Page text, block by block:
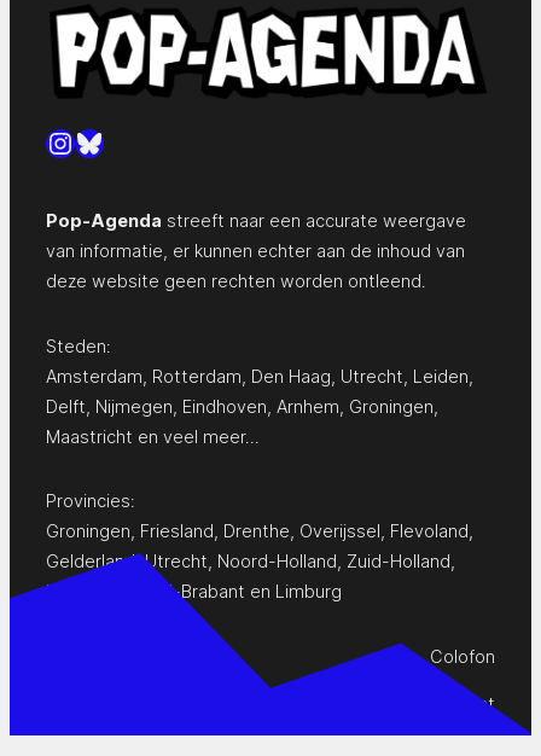
Instagram
Bluesky
Pop-Agenda streeft naar een accurate weergave
van informatie, er kunnen echter aan de inhoud van
deze website geen rechten worden ontleend.
Steden:
Amsterdam Rotterdam Den Haag Utrecht Leiden
Delft Nijmegen Eindhoven Arnhem Groningen
Maastricht en veel meer…
Provincies:
Groningen Friesland Drenthe Overijssel Flevoland
Gelderland,Utrecht Noord-Holland Zuid-Holland
Zeeland
Noord-Brabant en Limburg
Colofon
Privacy Statement